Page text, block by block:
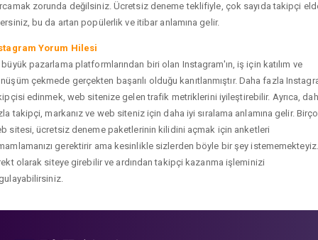
zorunda değilsiniz. Ücretsiz deneme teklifiyle, çok sayıda takipçi
bu da artan popülerlik ve itibar anlamına gelir.
Yorum Hilesi
büyük pazarlama platformlarından biri olan Instagram'ın, iş için katılım ve
çekmede gerçekten başarılı olduğu kanıtlanmıştır. Daha fazla
edinmek, web sitenize gelen trafik metriklerini iyileştirebilir. Ayrıca,
takipçi, markanız ve web siteniz için daha iyi sıralama anlamına gelir.
sitesi, ücretsiz deneme paketlerinin kilidini açmak için anketleri
gerektirir ama kesinlikle sizlerden böyle bir şey istememekteyiz.
olarak siteye girebilir ve ardından takipçi kazanma işleminizi